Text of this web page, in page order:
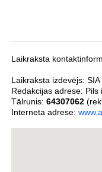
Laikraksta
Laikraksta izdevējs:
Redakcijas adrese: Pils
Tālrunis: 64307062
Interneta adrese: